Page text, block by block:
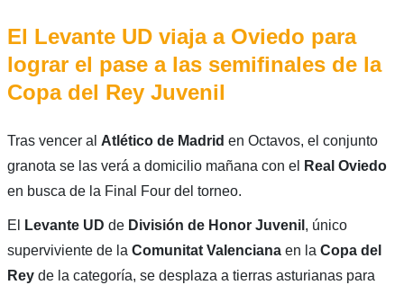
El Levante UD viaja a Oviedo para
lograr el pase a las semifinales de la
Copa del Rey Juvenil
Tras vencer al Atlético de Madrid en Octavos, el conjunto
granota se las verá a domicilio mañana con el
Real Oviedo
en busca de la Final Four del torneo.
El Levante UD de División de Honor Juvenil , único
superviviente de la Comunitat Valenciana en la Copa del
Reyde la categoría, se desplaza a tierras asturianas para